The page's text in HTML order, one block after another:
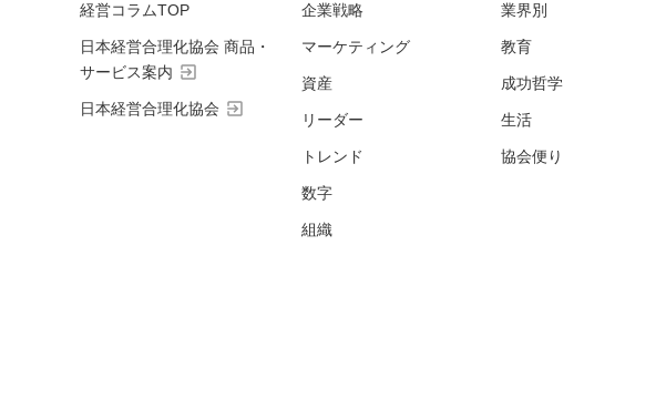
経営コラムTOP
日本経営合理化協会 商品・
サービス案内 exit_to_app
日本経営合理化協会 exit_to_app
企業戦略
マーケティング
資産
リーダー
トレンド
数字
組織
業界別
教育
成功哲学
生活
協会便り